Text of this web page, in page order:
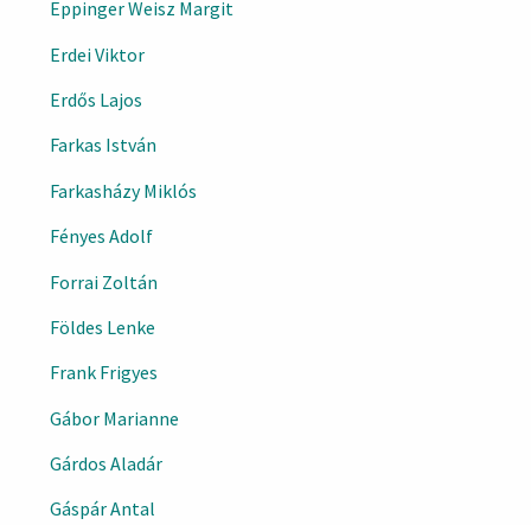
Eppinger Weisz Margit
Erdei Viktor
Erdős Lajos
Farkas István
Farkasházy Miklós
Fényes Adolf
Forrai Zoltán
Földes Lenke
Frank Frigyes
Gábor Marianne
Gárdos Aladár
Gáspár Antal